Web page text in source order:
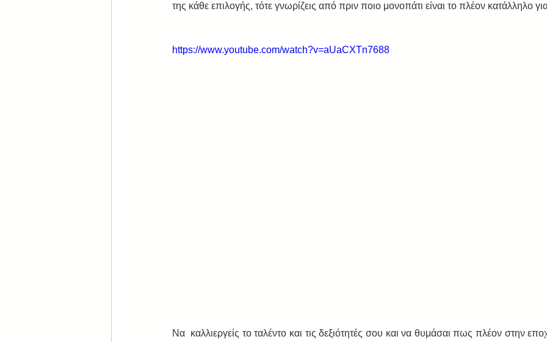
της κάθε επιλογής, τότε γνωρίζεις από πριν ποιο μονοπάτι είναι το πλέον κατάλληλο
https://www.youtube.com/watch?v=aUaCXTn7688
Να  καλλιεργείς το ταλέντο και τις δεξιότητές σου και να θυμάσαι πως πλέον στην